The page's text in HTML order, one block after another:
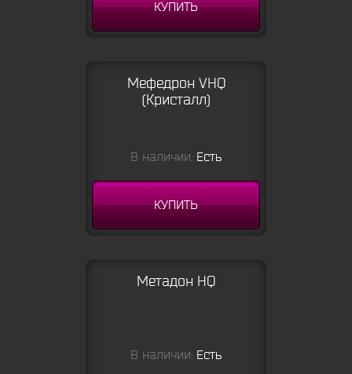
КУПИТЬ
Мефедрон VHQ
(Кристалл)
В наличии: Есть
КУПИТЬ
Метадон HQ
В наличии: Есть